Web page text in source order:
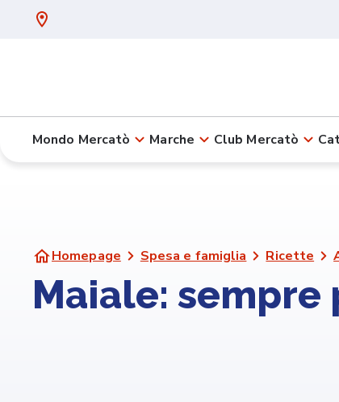
Mondo Mercatò Marche Club Mercatò
Homepage Spesa e famiglia Ricette
Maiale: sempre